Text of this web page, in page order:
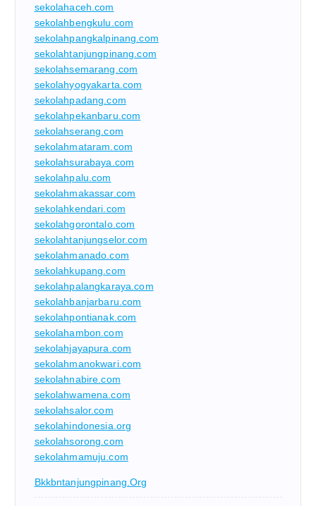
sekolahaceh.com
sekolahbengkulu.com
sekolahpangkalpinang.com
sekolahtanjungpinang.com
sekolahsemarang.com
sekolahyogyakarta.com
sekolahpadang.com
sekolahpekanbaru.com
sekolahserang.com
sekolahmataram.com
sekolahsurabaya.com
sekolahpalu.com
sekolahmakassar.com
sekolahkendari.com
sekolahgorontalo.com
sekolahtanjungselor.com
sekolahmanado.com
sekolahkupang.com
sekolahpalangkaraya.com
sekolahbanjarbaru.com
sekolahpontianak.com
sekolahambon.com
sekolahjayapura.com
sekolahmanokwari.com
sekolahnabire.com
sekolahwamena.com
sekolahsalor.com
sekolahindonesia.org
sekolahsorong.com
sekolahmamuju.com
Bkkbntanjungpinang.org